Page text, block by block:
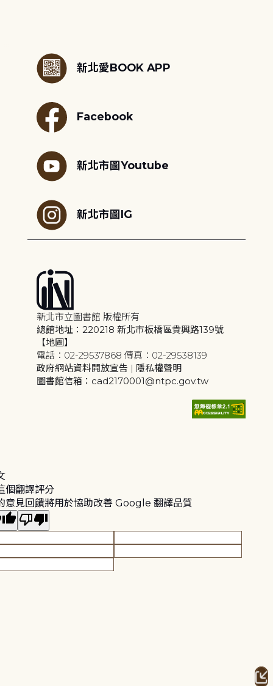
新北愛BOOK APP
Facebook
新北市圖Youtube
新北市圖IG
新北市立圖書館 版權所有
總館地址：220218 新北市板橋區貴興路139號
【地圖】
電話：02-29537868 傳真：02-29538139
政府網站資料開放宣告 | 隱私權聲明
圖書館信箱：cad2170001@ntpc.gov.tw
個翻譯評分
意見回饋將用於協助改善 Google 翻譯品質